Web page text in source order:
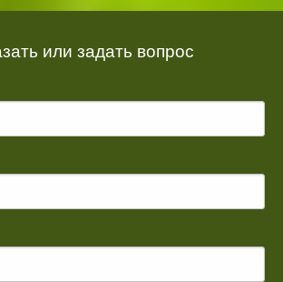
или задать вопрос